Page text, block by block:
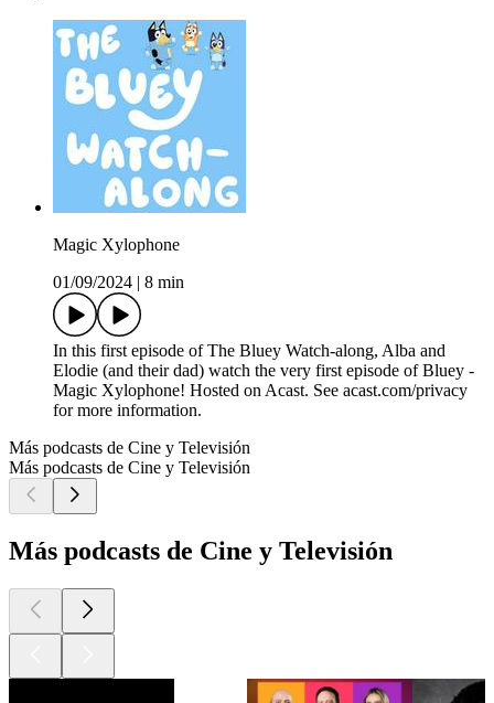
Magic Xylophone
01/09/2024
8 min
In this first episode of The Bluey Watch-along, Alba and
Elodie (and their dad) watch the very first episode of Bluey -
Magic Xylophone! Hosted on Acast. See acast.com/privacy
for more information.
Más podcasts de Cine y Televisión
Más podcasts de Cine y Televisión
Más podcasts de Cine y Televisión